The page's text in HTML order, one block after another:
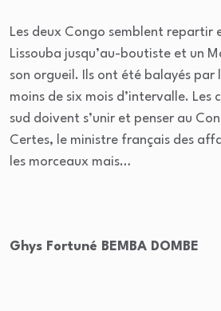
Les deux Congo semblent repartir
Lissouba jusqu’au-boutiste et un
son orgueil. Ils ont été balayés par
moins de six mois d’intervalle. Les
sud doivent s’unir et penser au
Certes, le ministre français des
les morceaux mais…
Ghys Fortuné BEMBA DOMBE